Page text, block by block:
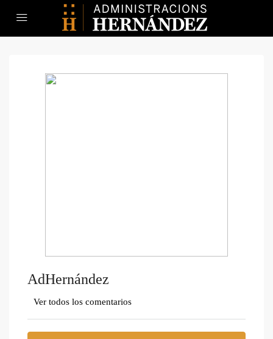
AdHernández
Ver todos los comentarios